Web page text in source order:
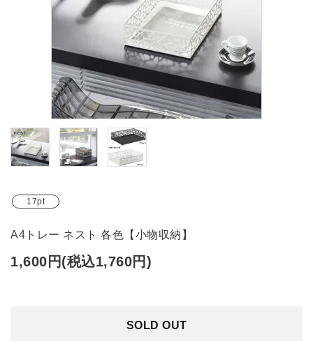
新着商品
ブランド
ガイドライン
17pt
A4トレー ネスト 各色【小物収納】
1,600円(税込1,760円)
SOLD OUT